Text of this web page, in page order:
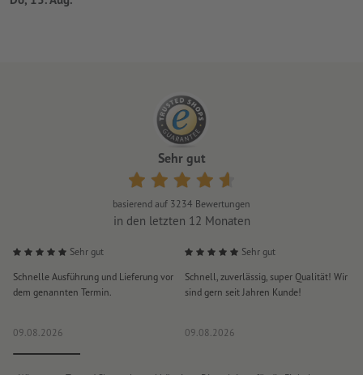
Sehr gut
basierend auf 3234 Bewertungen
in den letzten 12 Monaten
Sehr gut
Schnelle Ausführung und Lieferung vor
dem genannten Termin.
09.08.2026
Sehr gut
Schnell, zuverlässig, super Qualität! Wir
sind gern seit Jahren Kunde!
09.08.2026